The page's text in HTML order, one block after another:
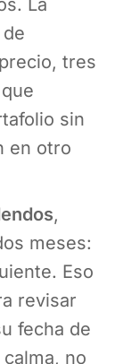
La
tres
sin
en otro
,
meses:
Eso
revisar
fecha de
no